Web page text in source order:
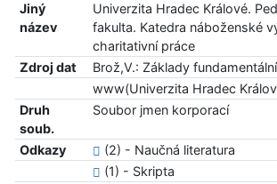
Jiný
název
Univerzita Hradec Králové.
fakulta. Katedra náboženské
charitativní práce
Zdroj dat
Brož,V.: Základy
www(Univerzita Hradec
Druh
soub.
Soubor jmen korporací
Odkazy
(2) - Naučná literatura
(1) - Skripta